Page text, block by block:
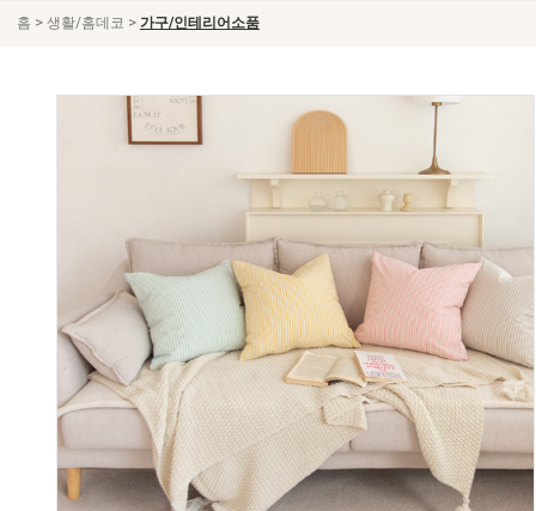
홈 > 생활/홈데코 > 가구/인테리어소품